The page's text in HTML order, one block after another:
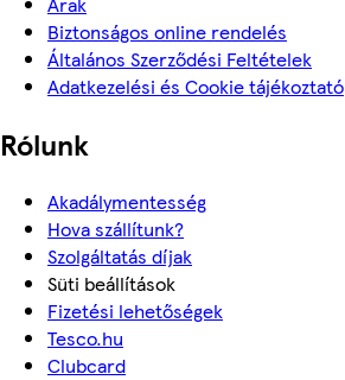
Biztonságos online rendelés
Általános Szerződési Feltételek
Adatkezelési és Cookie tájékoztató
Rólunk
Akadálymentesség
Hova szállítunk?
Szolgáltatás díjak
Süti beállítások
Fizetési lehetőségek
Tesco.hu
Clubcard